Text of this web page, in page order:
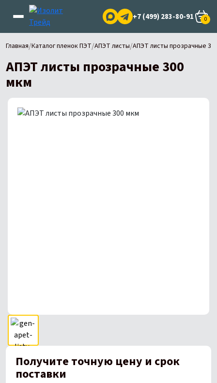
+7 (499) 283-80-91 0
Главная/Каталог пленок ПЭТ/АПЭТ листы/АПЭТ листы прозрачные
АПЭТ листы прозрачные 300
мкм
Получите точную цену и срок
поставки